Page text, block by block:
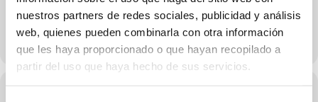
nuestros partners de redes sociales, publicidad y análisis
web, quienes pueden combinarla con otra información
que les haya proporcionado o que hayan recopilado a
partir del uso que haya hecho de sus servicios.